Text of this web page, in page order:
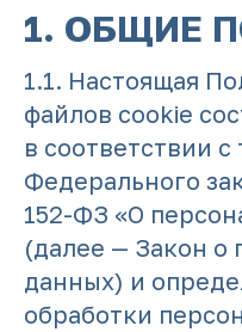
1. ОБЩИЕ
1.1. Настоящая
файлов cookie
в соответствии
Федерального
152-ФЗ «О
(далее — Закон о
данных) и
обработки